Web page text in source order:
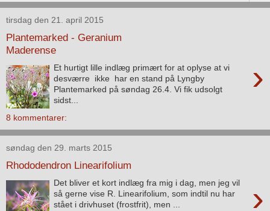
tirsdag den 21. april 2015
Plantemarked - Geranium
Maderense
›
Et hurtigt lille indlæg primært for at oplyse at vi
desværre ikke har en stand på Lyngby
Plantemarked på søndag 26.4. Vi fik udsolgt
sidst...
8 kommentarer:
søndag den 29. marts 2015
Rhododendron Linearifolium
›
Det bliver et kort indlæg fra mig i dag, men jeg vil
så gerne vise R. Linearifolium, som indtil nu har
stået i drivhuset (frostfrit), men ...